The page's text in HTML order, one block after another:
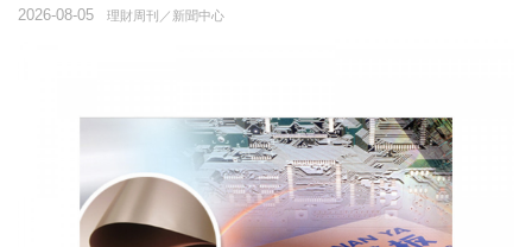
理財周刊／新聞中心
2026-08-05